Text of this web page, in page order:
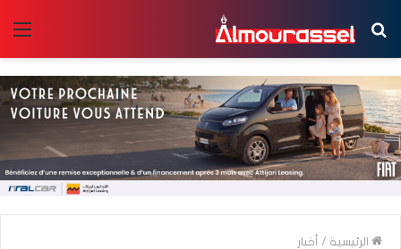
بحث
عن
الرئيسية / أخبار